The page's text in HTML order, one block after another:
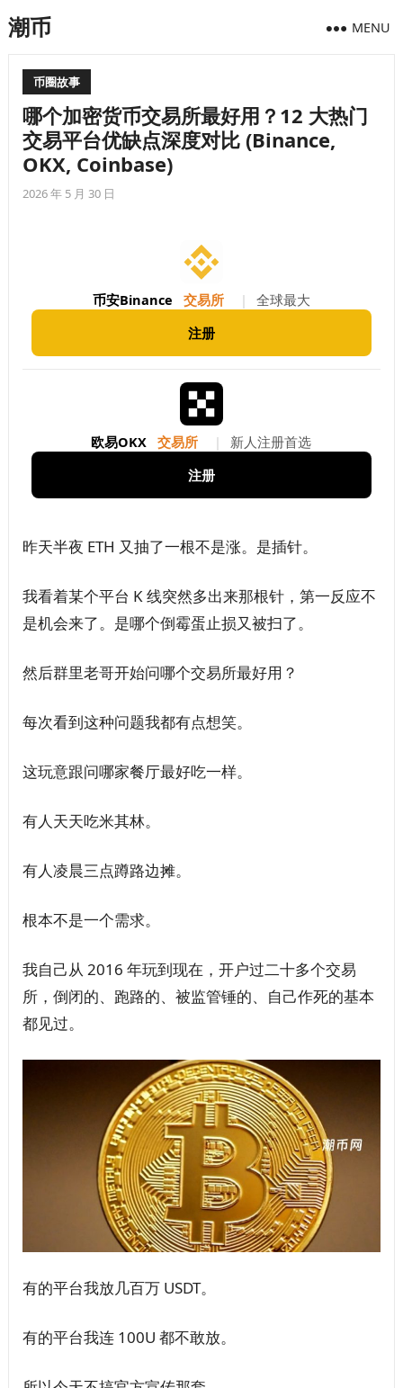
潮币 MENU
币圈故事
哪个加密货币交易所最好用？12 大热门
交易平台优缺点深度对比 (Binance,
OKX, Coinbase)
2026 年 5 月 30 日
币安Binance 交易所 |
全球最大
注册
欧易OKX 交易所 |
新人注册首选
注册
昨天半夜 ETH 又抽了一根不是涨。是插针。
我看着某个平台 K 线突然多出来那根针，第一反应不
是机会来了。是哪个倒霉蛋止损又被扫了。
然后群里老哥开始问哪个交易所最好用？
每次看到这种问题我都有点想笑。
这玩意跟问哪家餐厅最好吃一样。
有人天天吃米其林。
有人凌晨三点蹲路边摊。
根本不是一个需求。
我自己从 2016 年玩到现在，开户过二十多个交易
所，倒闭的、跑路的、被监管锤的、自己作死的基本
都见过。
有的平台我放几百万 USDT。
有的平台我连 100U 都不敢放。